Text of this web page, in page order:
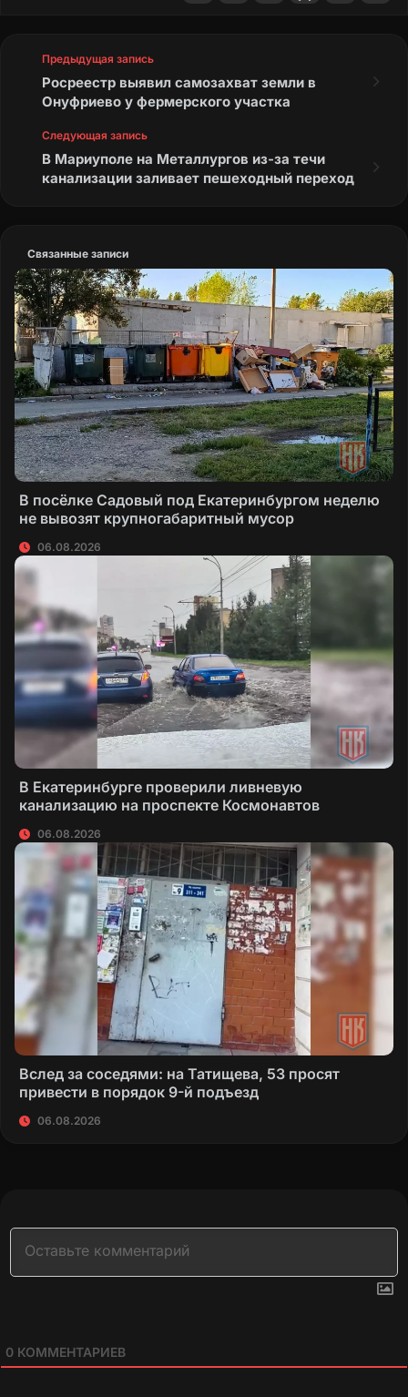
Предыдущая запись
Росреестр выявил самозахват земли в
Онуфриево у фермерского участка
Следующая запись
В Мариуполе на Металлургов из-за течи
канализации заливает пешеходный переход
Связанные записи
В посёлке Садовый под Екатеринбургом неделю
не вывозят крупногабаритный мусор
06.08.2026
В Екатеринбурге проверили ливневую
канализацию на проспекте Космонавтов
06.08.2026
Вслед за соседями: на Татищева, 53 просят
привести в порядок 9-й подъезд
06.08.2026
0 КОММЕНТАРИЕВ